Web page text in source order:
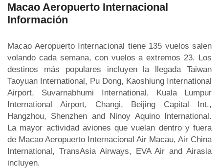
Macao Aeropuerto Internacional
Información
Macao Aeropuerto Internacional tiene 135 vuelos salen
volando cada semana, con vuelos a extremos 23. Los
destinos más populares incluyen la llegada Taiwan
Taoyuan International, Pu Dong, Kaoshiung International
Airport, Suvarnabhumi International, Kuala Lumpur
International Airport, Changi, Beijing Capital Int.,
Hangzhou, Shenzhen and Ninoy Aquino International.
La mayor actividad aviones que vuelan dentro y fuera
de Macao Aeropuerto Internacional Air Macau, Air China
International, TransAsia Airways, EVA Air and Airasia
incluyen.